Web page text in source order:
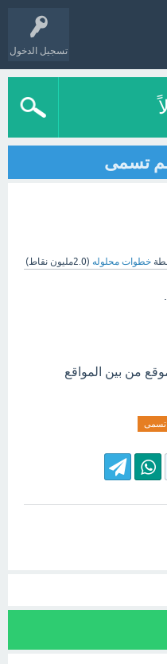
تسجيل الدخول
تسمى
خطوات محلوله (2.0مليون نقاط)
افضل موقع من بين المواقع
تسمى